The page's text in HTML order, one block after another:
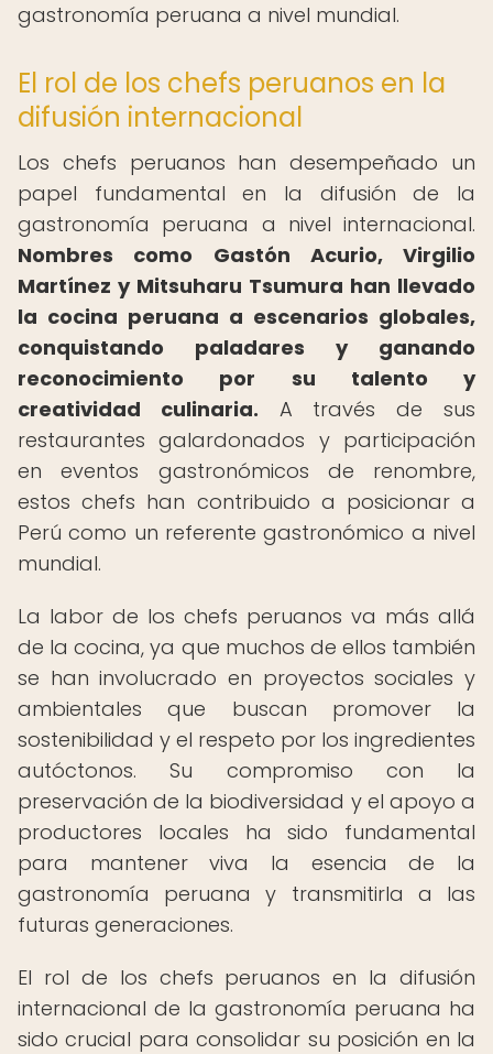
gastronomía peruana a nivel mundial.
El rol de los chefs peruanos en la
difusión internacional
Los chefs peruanos han desempeñado un
papel fundamental en la difusión de la
gastronomía peruana a nivel internacional.
Nombres como Gastón Acurio, Virgilio
Martínez y Mitsuharu Tsumura han llevado
la cocina peruana a escenarios globales,
conquistando paladares y ganando
reconocimiento por su talento y
creatividad culinaria. A través de sus
restaurantes galardonados y participación
en eventos gastronómicos de renombre,
estos chefs han contribuido a posicionar a
Perú como un referente gastronómico a nivel
mundial.
La labor de los chefs peruanos va más allá
de la cocina, ya que muchos de ellos también
se han involucrado en proyectos sociales y
ambientales que buscan promover la
sostenibilidad y el respeto por los ingredientes
autóctonos. Su compromiso con la
preservación de la biodiversidad y el apoyo a
productores locales ha sido fundamental
para mantener viva la esencia de la
gastronomía peruana y transmitirla a las
futuras generaciones.
El rol de los chefs peruanos en la difusión
internacional de la gastronomía peruana ha
sido crucial para consolidar su posición en la